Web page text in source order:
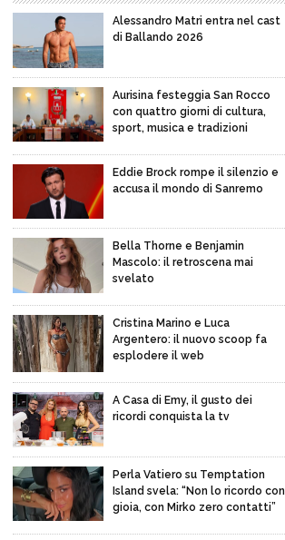
Alessandro Matri entra nel cast
di Ballando 2026
Aurisina festeggia San Rocco
con quattro giorni di cultura,
sport, musica e tradizioni
Eddie Brock rompe il silenzio e
accusa il mondo di Sanremo
Bella Thorne e Benjamin
Mascolo: il retroscena mai
svelato
Cristina Marino e Luca
Argentero: il nuovo scoop fa
esplodere il web
A Casa di Emy, il gusto dei
ricordi conquista la tv
Perla Vatiero su Temptation
Island svela: “Non lo ricordo con
gioia, con Mirko zero contatti”